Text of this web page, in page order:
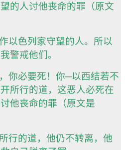
的人讨他丧命的罪（原文
以色列家守望的人。所以
警戒他们。
你必要死！你─以西结若不
所行的道，这恶人必死在
他丧命的罪（原文是
行的道，他仍不转离，他